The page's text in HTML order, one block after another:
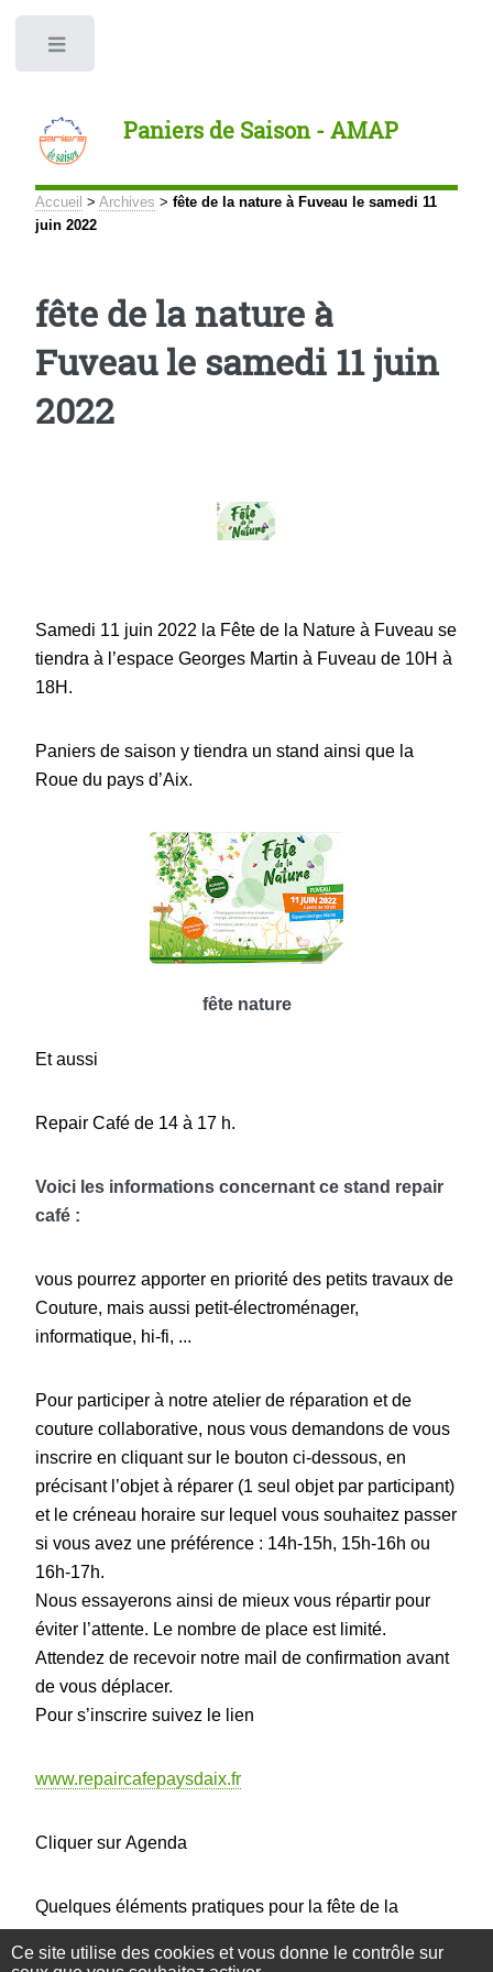
Paniers de Saison - AMAP
Accueil > Archives > fête de la nature à Fuveau le samedi 11
juin 2022
fête de la nature à
Fuveau le samedi 11 juin
2022
Samedi 11 juin 2022 la Fête de la Nature à Fuveau se
tiendra à l’espace Georges Martin à Fuveau de 10H à
18H.
Paniers de saison y tiendra un stand ainsi que la
Roue du pays d’Aix.
fête nature
Et aussi
Repair Café de 14 à 17 h.
Voici les informations concernant ce stand repair
café :
vous pourrez apporter en priorité des petits travaux de
Couture, mais aussi petit-électroménager,
informatique, hi-fi, ...
Pour participer à notre atelier de réparation et de
couture collaborative, nous vous demandons de vous
inscrire en cliquant sur le bouton ci-dessous, en
précisant l’objet à réparer (1 seul objet par participant)
et le créneau horaire sur lequel vous souhaitez passer
si vous avez une préférence : 14h-15h, 15h-16h ou
16h-17h.
Nous essayerons ainsi de mieux vous répartir pour
éviter l’attente. Le nombre de place est limité.
Attendez de recevoir notre mail de confirmation avant
de vous déplacer.
Pour s’inscrire suivez le lien
www.repaircafepaysdaix.fr
Cliquer sur Agenda
Quelques éléments pratiques pour la fête de la
nature :
–L’Espace Georges Martin (Espace Ail) est
Panneau de gestion des cookies
Ce site utilise des cookies et vous donne le contrôle sur